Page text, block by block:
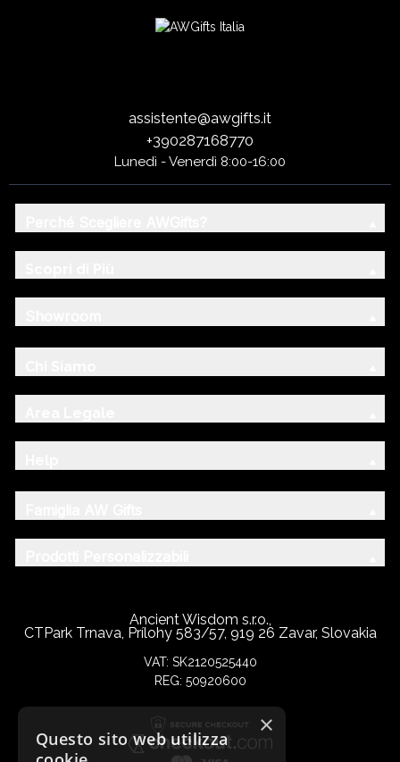
assistente@awgifts.it
+390287168770
Lunedì - Venerdì 8:00-16:00
Ancient Wisdom s.r.o.,
CTPark Trnava, Prílohy 583/57, 919 26 Zavar, Slovakia
VAT: SK2120525440
REG: 50920600
×
Questo sito web utilizza